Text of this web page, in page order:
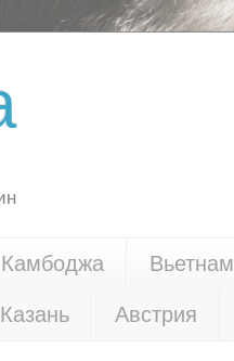
Камбоджа Вьетнам
Казань Австрия